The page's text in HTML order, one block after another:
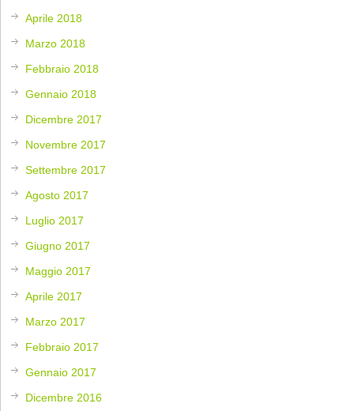
Aprile 2018
Marzo 2018
Febbraio 2018
Gennaio 2018
Dicembre 2017
Novembre 2017
Settembre 2017
Agosto 2017
Luglio 2017
Giugno 2017
Maggio 2017
Aprile 2017
Marzo 2017
Febbraio 2017
Gennaio 2017
Dicembre 2016